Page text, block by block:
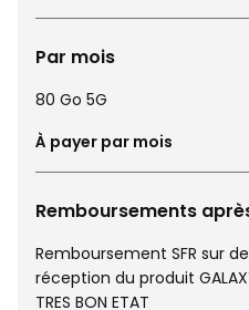
Par mois
80 Go 5G
À payer par mois
Remboursements
Remboursement SFR sur
réception du produit
TRES BON ETAT